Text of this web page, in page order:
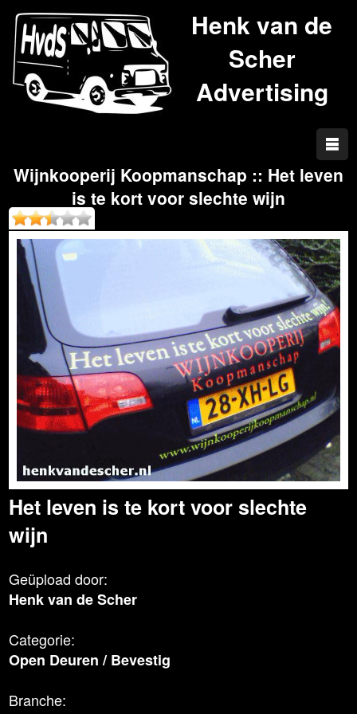
Henk van de
Scher
Advertising
Wijnkooperij Koopmanschap :: Het leven
is te kort voor slechte wijn
Het leven is te kort voor slechte
wijn
Geüpload door:
Henk van de Scher
Categorie:
Open Deuren /Bevestig
Branche: